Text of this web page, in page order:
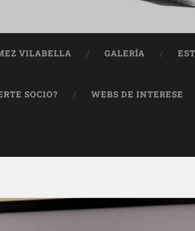
VILABELLA GALERÍA
SOCIO? WEBS DE INTERESE